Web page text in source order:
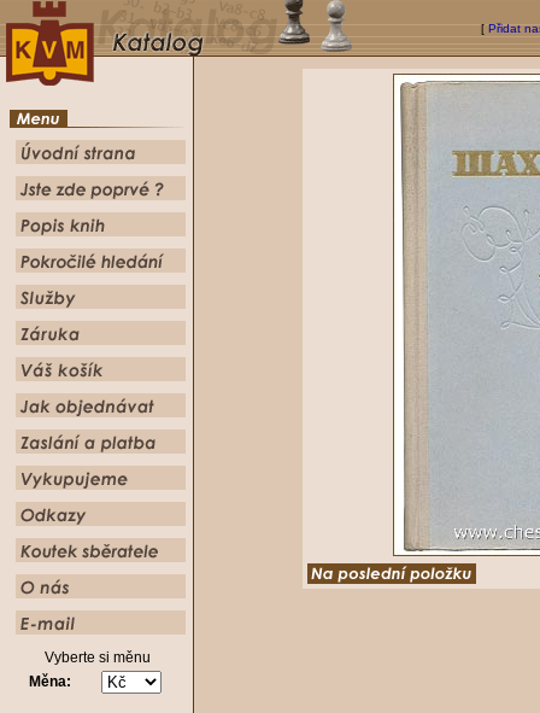
[ Přidat
Vyberte si měnu
Měna: